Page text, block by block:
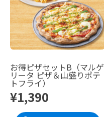
お得ピザセットB（マルゲ
リータ ピザ＆山盛りポテ
トフライ）
¥1,390